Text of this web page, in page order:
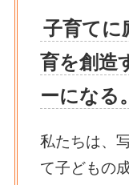
子育てに
育を創造
ーになる。
私たちは、
て子どもの